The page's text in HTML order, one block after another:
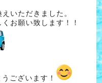
いただきました。
お願い致します！！
ございます！